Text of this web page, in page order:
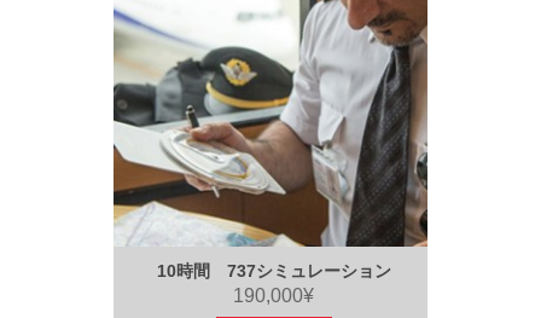
10時間 737シミュレーション
190,000¥